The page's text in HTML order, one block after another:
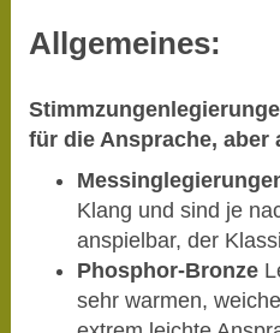
Allgemeines:
für die Ansprache, aber
Klang und sind je
anspielbar, der
Phosphor-Bronze
sehr warmen,